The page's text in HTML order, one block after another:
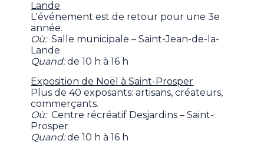
Lande
L'événement est de retour pour une 3e
année.
Où:Salle municipale – Saint-Jean-de-la-
Lande
Quand:de 10 h à 16 h
Exposition de Noël à Saint-Prosper
Plus de 40 exposants: artisans, créateurs,
commerçants.
Où:Centre récréatif Desjardins – Saint-
Prosper
Quand:de 10 h à 16 h